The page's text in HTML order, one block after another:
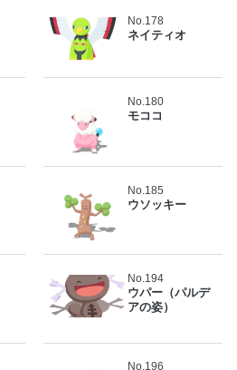
No.178
ネイティオ
No.180
モココ
No.185
ウソッキー
No.194
ウパー（パルデ
アの姿）
No.196